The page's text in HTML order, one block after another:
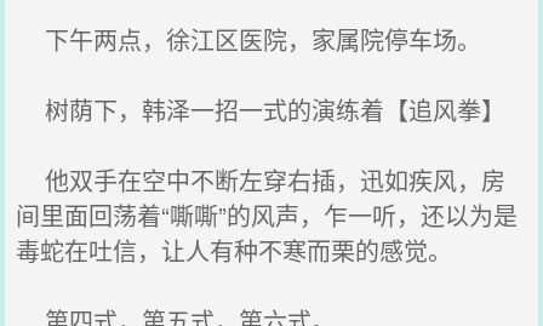
下午两点，徐江区医院，家属院停车场。
树荫下，韩泽一招一式的演练着【追风拳】
他双手在空中不断左穿右插，迅如疾风，房
间里面回荡着“嘶嘶”的风声，乍一听，还以为是
毒蛇在吐信，让人有种不寒而栗的感觉。